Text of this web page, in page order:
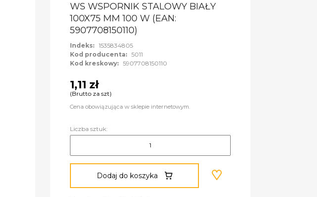
WS WSPORNIK STALOWY BIAŁY
100X75 MM 100 W (EAN:
5907708150110)
Indeks: 1535834805
Kod producenta: 5011
Kod kreskowy: 5907708150110
1,11 zł
(Brutto za szt)
Cena obowiązująca w sklepie internetowym.
Liczba sztuk:
Dodaj do koszyka